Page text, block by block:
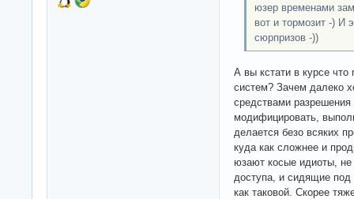
юзер временами
вот и тормозит -) И
сюрпризов -))
А вы кстати в курсе
систем? Зачем далеко
средствами
модифицировать,
делается безо всяких
куда как сложнее и
юзают косые идиоты, не
доступа, и сидящие
как таковой. Скорее